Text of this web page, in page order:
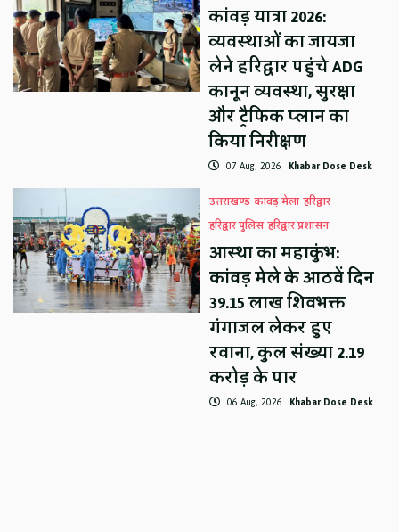
कांवड़ यात्रा 2026:
व्यवस्थाओं का जायजा
लेने हरिद्वार पहुंचे ADG
कानून व्यवस्था, सुरक्षा
और ट्रैफिक प्लान का
किया निरीक्षण
07 Aug, 2026 Khabar Dose Desk
उत्तराखण्ड कावड़ मेला हरिद्वार
हरिद्वार पुलिस हरिद्वार प्रशासन
आस्था का महाकुंभ:
कांवड़ मेले के आठवें दिन
39.15 लाख शिवभक्त
गंगाजल लेकर हुए
रवाना, कुल संख्या 2.19
करोड़ के पार
06 Aug, 2026 Khabar Dose Desk